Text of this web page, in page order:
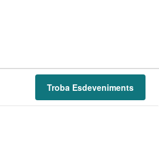
Troba Esdeveniments